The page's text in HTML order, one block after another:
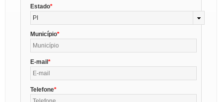
Estado
PI
Município
E-mail
Telefone